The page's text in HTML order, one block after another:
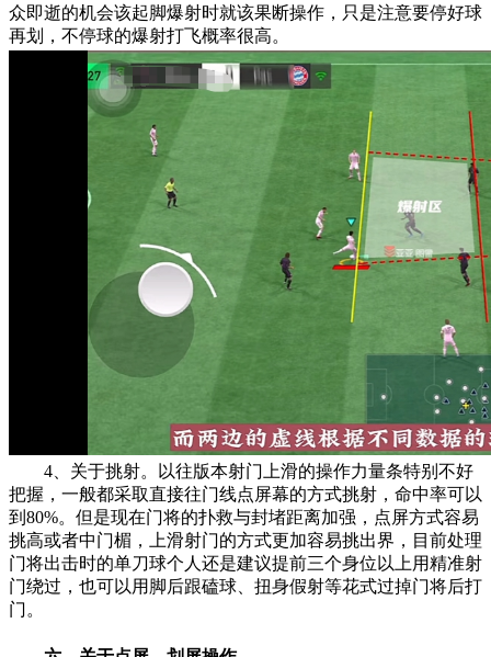
众即逝的机会该起脚爆射时就该果断操作，只是注意要停好球
再划，不停球的爆射打飞概率很高。
4、关于挑射。以往版本射门上滑的操作力量条特别不好
把握，一般都采取直接往门线点屏幕的方式挑射，命中率可以
到80%。但是现在门将的扑救与封堵距离加强，点屏方式容易
挑高或者中门楣，上滑射门的方式更加容易挑出界，目前处理
门将出击时的单刀球个人还是建议提前三个身位以上用精准射
门绕过，也可以用脚后跟磕球、扭身假射等花式过掉门将后打
门。